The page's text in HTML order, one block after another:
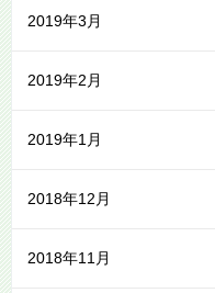
2019年3月
2019年2月
2019年1月
2018年12月
2018年11月